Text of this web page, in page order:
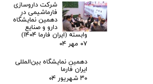
شرکت داروسازی
فارماشیمی در
دهمین نمایشگاه
دارو و صنایع
وابسته (ایران فارما ۱۴۰۴)
۰۷ مهر ۰۴
دهمین نمایشگاه بین‌المللی
ایران فارما
۳۰ شهریور ۰۴